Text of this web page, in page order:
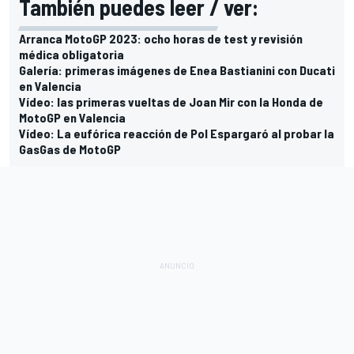
También puedes leer / ver:
Arranca MotoGP 2023: ocho horas de test y revisión
médica obligatoria
Galería: primeras imágenes de Enea Bastianini con Ducati
en Valencia
Vídeo: las primeras vueltas de Joan Mir con la Honda de
MotoGP en Valencia
Vídeo: La eufórica reacción de Pol Espargaró al probar la
GasGas de MotoGP